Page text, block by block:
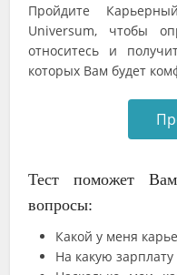
Пройдите
Universum, чтобы
относитесь и
которых Вам будет
Тест поможет
вопросы:
Какой у меня
На какую